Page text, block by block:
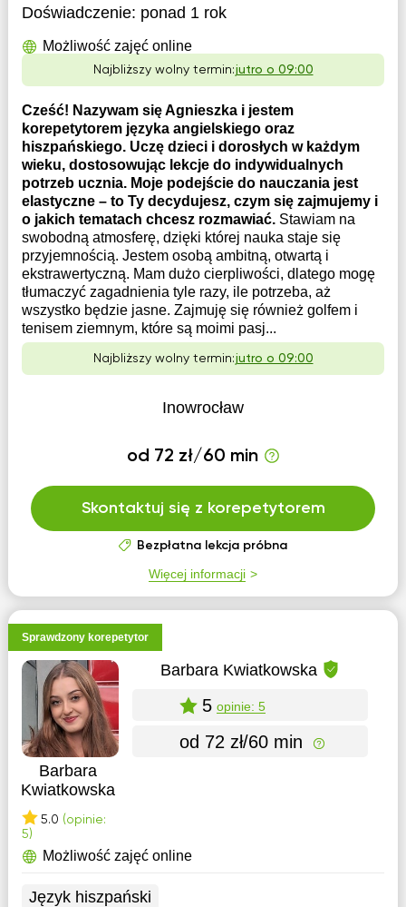
Doświadczenie: ponad 1 rok
Możliwość zajęć online
Najbliższy wolny termin:jutro o 09:00
Cześć! Nazywam się Agnieszka i jestem
korepetytorem języka angielskiego oraz
hiszpańskiego. Uczę dzieci i dorosłych w każdym
wieku, dostosowując lekcje do indywidualnych
potrzeb ucznia. Moje podejście do nauczania jest
elastyczne – to Ty decydujesz, czym się zajmujemy i
o jakich tematach chcesz rozmawiać. Stawiam na
swobodną atmosferę, dzięki której nauka staje się
przyjemnością. Jestem osobą ambitną, otwartą i
ekstrawertyczną. Mam dużo cierpliwości, dlatego mogę
tłumaczyć zagadnienia tyle razy, ile potrzeba, aż
wszystko będzie jasne. Zajmuję się również golfem i
tenisem ziemnym, które są moimi pasj...
Najbliższy wolny termin:jutro o 09:00
Inowrocław
od 72 zł/60 min
Skontaktuj się z korepetytorem
Bezpłatna lekcja próbna
Więcej informacji
Sprawdzony korepetytor
Barbara
Kwiatkowska
5.0 (opinie:
5)
Barbara Kwiatkowska
5 opinie: 5
od 72 zł/60 min
Możliwość zajęć online
Język hiszpański